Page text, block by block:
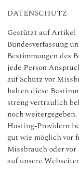
DATENSCHUTZ
Gestützt auf Artikel
Bundesverfassung
Bestimmungen des
jede Person
auf Schutz vor
halten diese
streng vertraulich
noch
Hosting-Providern
gut wie möglich vor
Missbrauch oder
auf unsere